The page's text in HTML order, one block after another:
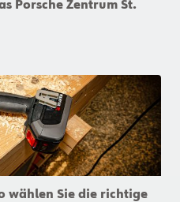
Porsche Zentrum St.
wählen Sie die richtige